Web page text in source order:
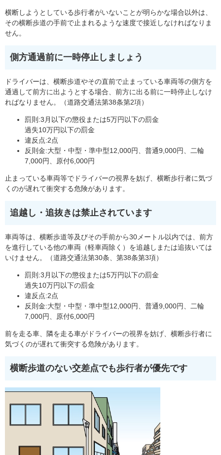
横断しようとしている歩行者がいないことが明らかな場合以外は、
その横断歩道の手前で止まれるような速度で接近しなければなりま
せん。
側方通過前に一時停止しましょう
ドライバーは、横断歩道やその直前で止まっている車両等の側方を
通過して前方に出ようとする場合、前方に出る前に一時停止しなけ
ればなりません。（道路交通法第38条第2項）
罰則:3月以下の懲役または5万円以下の罰金
過失10万円以下の罰金
違反点:2点
反則金:大型・中型・準中型12,000円、普通9,000円、二輪
7,000円、原付6,000円
止まっている車両等でドライバーの視界を妨げ、横断歩行者に気づ
くのが遅れて衝突する危険があります。
追越し・追抜きは禁止されています
車両等は、横断歩道等及びその手前から30メートル以内では、前方
を進行している他の車両（軽車両除く）を追越しまたは追抜いては
いけません。（道路交通法第30条、第38条第3項）
罰則:3月以下の懲役または5万円以下の罰金
過失10万円以下の罰金
違反点:2点
反則金:大型・中型・準中型12,000円、普通9,000円、二輪
7,000円、原付6,000円
前を走る車、隣を走る車がドライバーの視界を妨げ、横断歩行者に
気づくのが遅れて衝突する危険があります。
横断歩道のない交差点でも歩行者が優先です